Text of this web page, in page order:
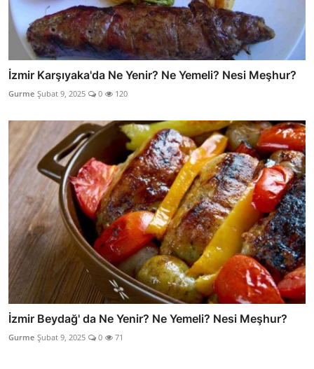
İzmir Karşıyaka'da Ne Yenir? Ne Yemeli? Nesi Meşhur?
Gurme Şubat 9, 2025 0 120
İzmir Beydağ' da Ne Yenir? Ne Yemeli? Nesi Meşhur?
Gurme Şubat 9, 2025 0 71